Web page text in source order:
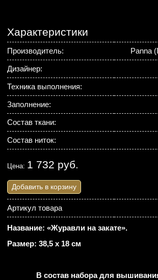
Характеристики
Производитель: Panna
Дизайнер:
Техника выполнения:
Заполнение:
Состав ткани:
Состав ниток:
Цена: 1 732 руб.
Добавить в корзину
Артикул товара
Название: «Журавли на закате».
Размер: 38,5 х 18 см
В состав набора для